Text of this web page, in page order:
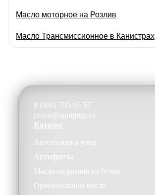
Масло моторное на Розлив
Масло Трансмиссионное в Канистрах
Фильтры Воздушные
Фильтры Масляные
Фильтры Салонные
8 (800) 700-95-57
pravo@agmgrup.ru
Каталог
Автохимия и уход
Антифризы
Масла на разлив из бочек
Оригинальные масла